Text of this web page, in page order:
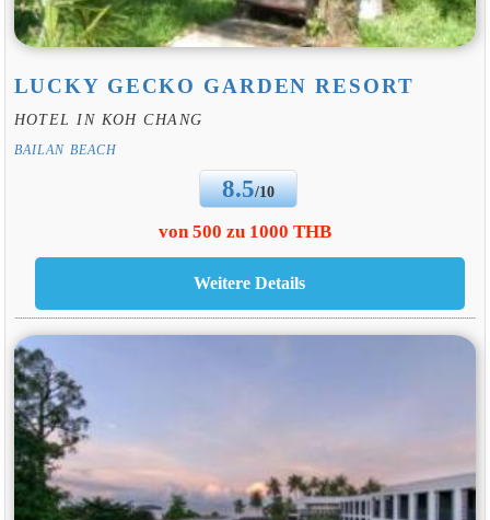
LUCKY GECKO GARDEN RESORT
HOTEL IN KOH CHANG
BAILAN BEACH
8.5/10
von 500 zu 1000 THB